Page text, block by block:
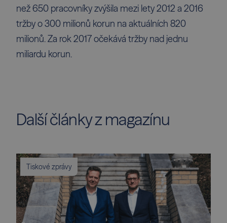
než 650 pracovníky zvýšila mezi lety 2012 a 2016
tržby o 300 milionů korun na aktuálních 820
milionů. Za rok 2017 očekává tržby nad jednu
miliardu korun.
Další články z magazínu
Tiskové zprávy